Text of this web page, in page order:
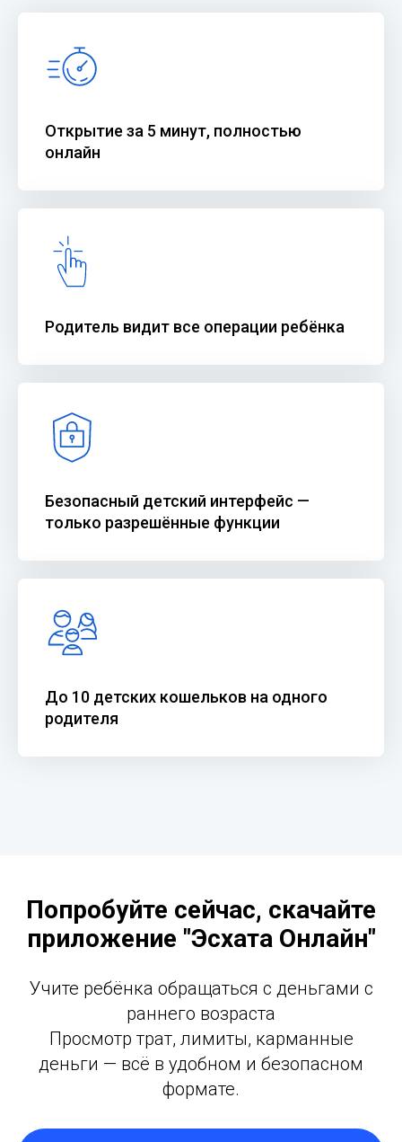
Открытие за 5 минут, полностью
онлайн
Родитель видит все операции ребёнка
Безопасный детский интерфейс —
только разрешённые функции
До 10 детских кошельков на одного
родителя
Попробуйте сейчас, скачайте
приложение "Эсхата Онлайн"
Учите ребёнка обращаться с деньгами с
раннего возраста
Просмотр трат, лимиты, карманные
деньги — всё в удобном и безопасном
формате.